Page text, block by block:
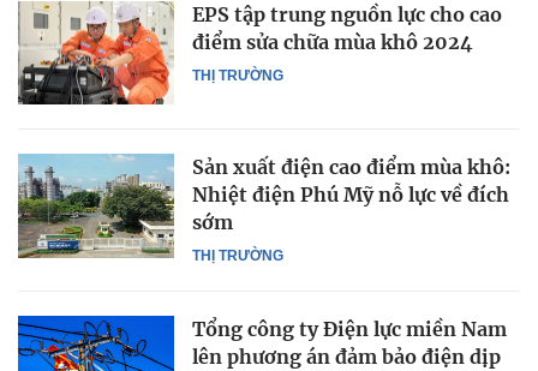
THỊ TRƯỜNG
EPS tập trung nguồn lực cho cao
điểm sửa chữa mùa khô 2024
THỊ TRƯỜNG
Sản xuất điện cao điểm mùa khô:
Nhiệt điện Phú Mỹ nỗ lực về đích
sớm
Tổng công ty Điện lực miền Nam
lên phương án đảm bảo điện dịp